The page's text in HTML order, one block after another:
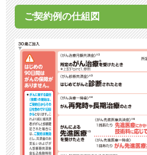
ご契約例の仕組図